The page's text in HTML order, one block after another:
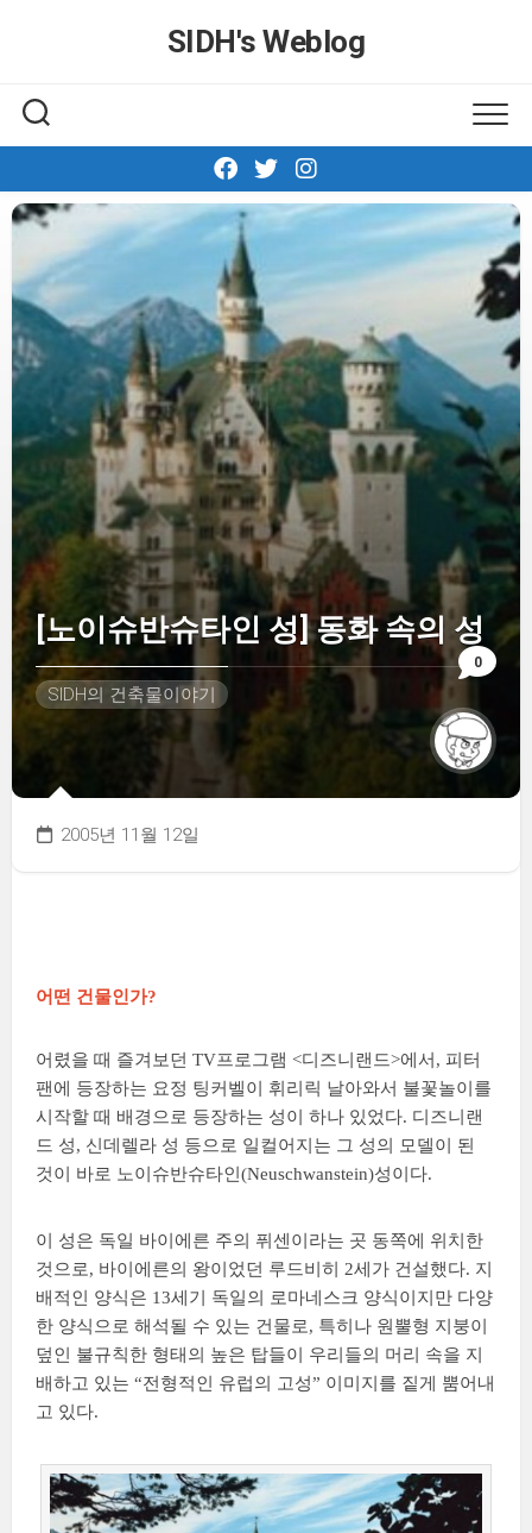
SIDH′s Weblog
0
[노이슈반슈타인 성] 동화 속의 성
SIDH의 건축물이야기
2005년 11월 12일
어떤 건물인가?
어렸을 때 즐겨보던 TV프로그램 <디즈니랜드>에서, 피터
팬에 등장하는 요정 팅커벨이 휘리릭 날아와서 불꽃놀이를
시작할 때 배경으로 등장하는 성이 하나 있었다. 디즈니랜
드 성, 신데렐라 성 등으로 일컬어지는 그 성의 모델이 된
것이 바로 노이슈반슈타인(Neuschwanstein)성이다.
이 성은 독일 바이에른 주의 퓌센이라는 곳 동쪽에 위치한
것으로, 바이에른의 왕이었던 루드비히 2세가 건설했다. 지
배적인 양식은 13세기 독일의 로마네스크 양식이지만 다양
한 양식으로 해석될 수 있는 건물로, 특히나 원뿔형 지붕이
덮인 불규칙한 형태의 높은 탑들이 우리들의 머리 속을 지
배하고 있는 “전형적인 유럽의 고성” 이미지를 짙게 뿜어내
고 있다.